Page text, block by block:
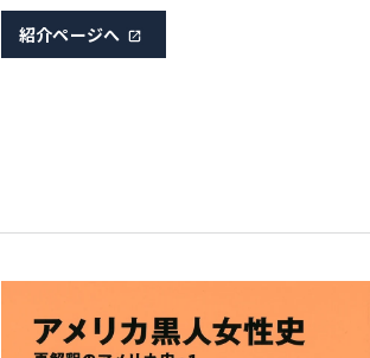
語文化教育も視野に入れ、当事者たちの声を
聞く。
紹介ページへ